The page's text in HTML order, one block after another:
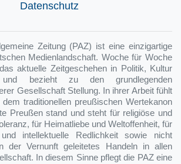
Datenschutz
Zeitung (PAZ) ist eine einzigartige
Medienlandschaft. Woche für Woche
aktuelle Zeitgeschehen in Politik, Kultur
bezieht zu den grundlegenden
Gesellschaft Stellung. In ihrer Arbeit fühlt
traditionellen preußischen Wertekanon
Preußen stand und steht für religiöse und
für Heimatliebe und Weltoffenheit, für
und intellektuelle Redlichkeit sowie nicht
der Vernunft geleitetes Handeln in allen
In diesem Sinne pflegt die PAZ eine